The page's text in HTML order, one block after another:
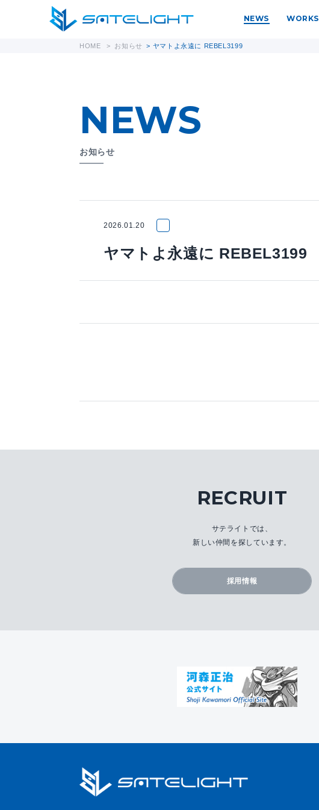
NEWS WORKS
HOME > お知らせ > ヤマトよ永遠に REBEL3199
NEWS
お知らせ
2026.01.20
ヤマトよ永遠に REBEL3199
RECRUIT
サテライトでは、
新しい仲間を探しています。
採用情報